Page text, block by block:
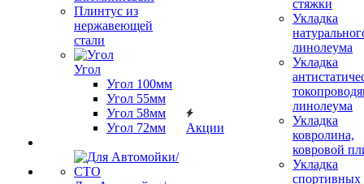
Плинтус из
нержавеющей
стали
Угол
Угол 100мм
Угол 55мм
Угол 58мм
Угол 72мм
Акции
стяжки
Укладка
линолеума
Укладка
линолеума
Укладка
ковролина,
ковровой
Укладка
спортивных